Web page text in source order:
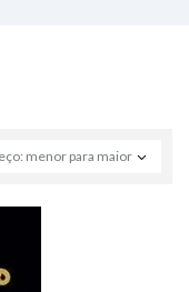
menor para maior